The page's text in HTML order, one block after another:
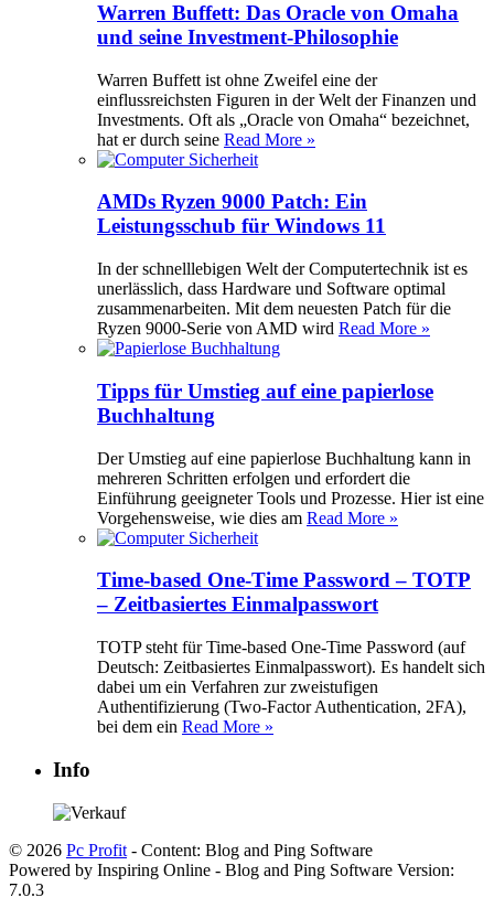
Warren Buffett: Das Oracle von Omaha
und seine Investment-Philosophie
Warren Buffett ist ohne Zweifel eine der
einflussreichsten Figuren in der Welt der Finanzen und
Investments. Oft als „Oracle von Omaha“ bezeichnet,
hat er durch seine Read More »
AMDs Ryzen 9000 Patch: Ein
Leistungsschub für Windows 11
In der schnelllebigen Welt der Computertechnik ist es
unerlässlich, dass Hardware und Software optimal
zusammenarbeiten. Mit dem neuesten Patch für die
Ryzen 9000-Serie von AMD wird Read More »
Tipps für Umstieg auf eine papierlose
Buchhaltung
Der Umstieg auf eine papierlose Buchhaltung kann in
mehreren Schritten erfolgen und erfordert die
Einführung geeigneter Tools und Prozesse. Hier ist eine
Vorgehensweise, wie dies am Read More »
Time-based One-Time Password – TOTP
– Zeitbasiertes Einmalpasswort
TOTP steht für Time-based One-Time Password (auf
Deutsch: Zeitbasiertes Einmalpasswort). Es handelt sich
dabei um ein Verfahren zur zweistufigen
Authentifizierung (Two-Factor Authentication, 2FA),
bei dem ein Read More »
Info
© 2026 Pc Profit - Content: Blog and Ping Software
Powered by Inspiring Online - Blog and Ping Software Version:
7.0.3